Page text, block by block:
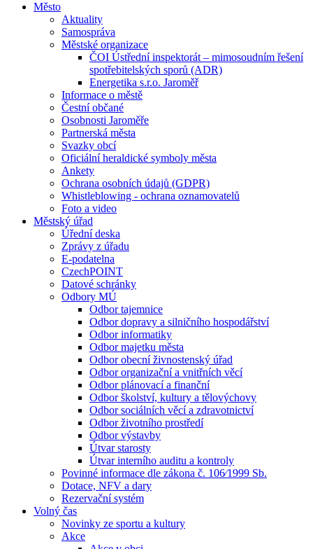
Město
Aktuality
Samospráva
Městské organizace
ČOI Ústřední inspektorát – mimosoudním řešení
spotřebitelských sporů (ADR)
Energetika s.r.o. Jaroměř
Informace o městě
Čestní občané
Osobnosti Jaroměře
Partnerská města
Svazky obcí
Oficiální heraldické symboly města
Ankety
Ochrana osobních údajů (GDPR)
Whistleblowing - ochrana oznamovatelů
Foto a video
Městský úřad
Úřední deska
Zprávy z úřadu
E-podatelna
CzechPOINT
Datové schránky
Odbory MÚ
Odbor tajemnice
Odbor dopravy a silničního hospodářství
Odbor informatiky
Odbor majetku města
Odbor obecní živnostenský úřad
Odbor organizační a vnitřních věcí
Odbor plánovací a finanční
Odbor školství, kultury a tělovýchovy
Odbor sociálních věcí a zdravotnictví
Odbor životního prostředí
Odbor výstavby
Útvar starosty
Útvar interního auditu a kontroly
Povinné informace dle zákona č. 106⁄1999 Sb.
Dotace, NFV a dary
Rezervační systém
Volný čas
Novinky ze sportu a kultury
Akce